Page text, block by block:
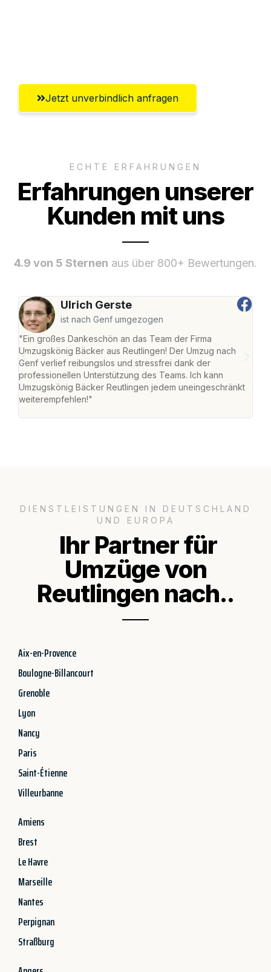
Jetzt unverbindlich anfragen
ECHTE ERFAHRUNGEN
Erfahrungen unserer
Kunden mit uns
4.9 von 5 Sternen aus über 800+ Bewertungen.
Ulrich Gerste
ist nach Genf umgezogen
"Ein großes Dankeschön an das Team der Firma
Umzugskönig Bäcker aus Reutlingen! Der Umzug nach
Genf verlief reibungslos und stressfrei dank der
professionellen Unterstützung des Teams. Ich kann
Umzugskönig Bäcker Reutlingen jedem uneingeschränkt
weiterempfehlen!"
DIENSTLEISTUNGEN IN DEUTSCHLAND
UND EUROPA
Ihr Partner für
Umzüge von
Reutlingen nach..
Aix-en-Provence
Boulogne-Billancourt
Grenoble
Lyon
Nancy
Paris
Saint-Étienne
Villeurbanne
Amiens
Brest
Le Havre
Marseille
Nantes
Perpignan
Straßburg